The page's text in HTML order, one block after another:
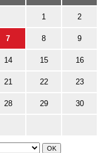
1 2
7 8 9
14 15 16
21 22 23
28 29 30